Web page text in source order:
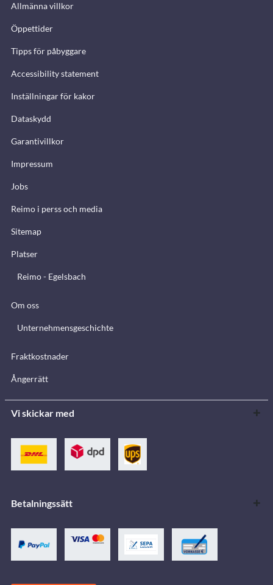
Allmänna villkor
Öppettider
Tipps för påbyggare
Accessibility statement
Inställningar för kakor
Dataskydd
Garantivillkor
Impressum
Jobs
Reimo i perss och media
Sitemap
Platser
Reimo - Egelsbach
Om oss
Unternehmensgeschichte
Fraktkostnader
Ångerrätt
Vi skickar med
Betalningssätt